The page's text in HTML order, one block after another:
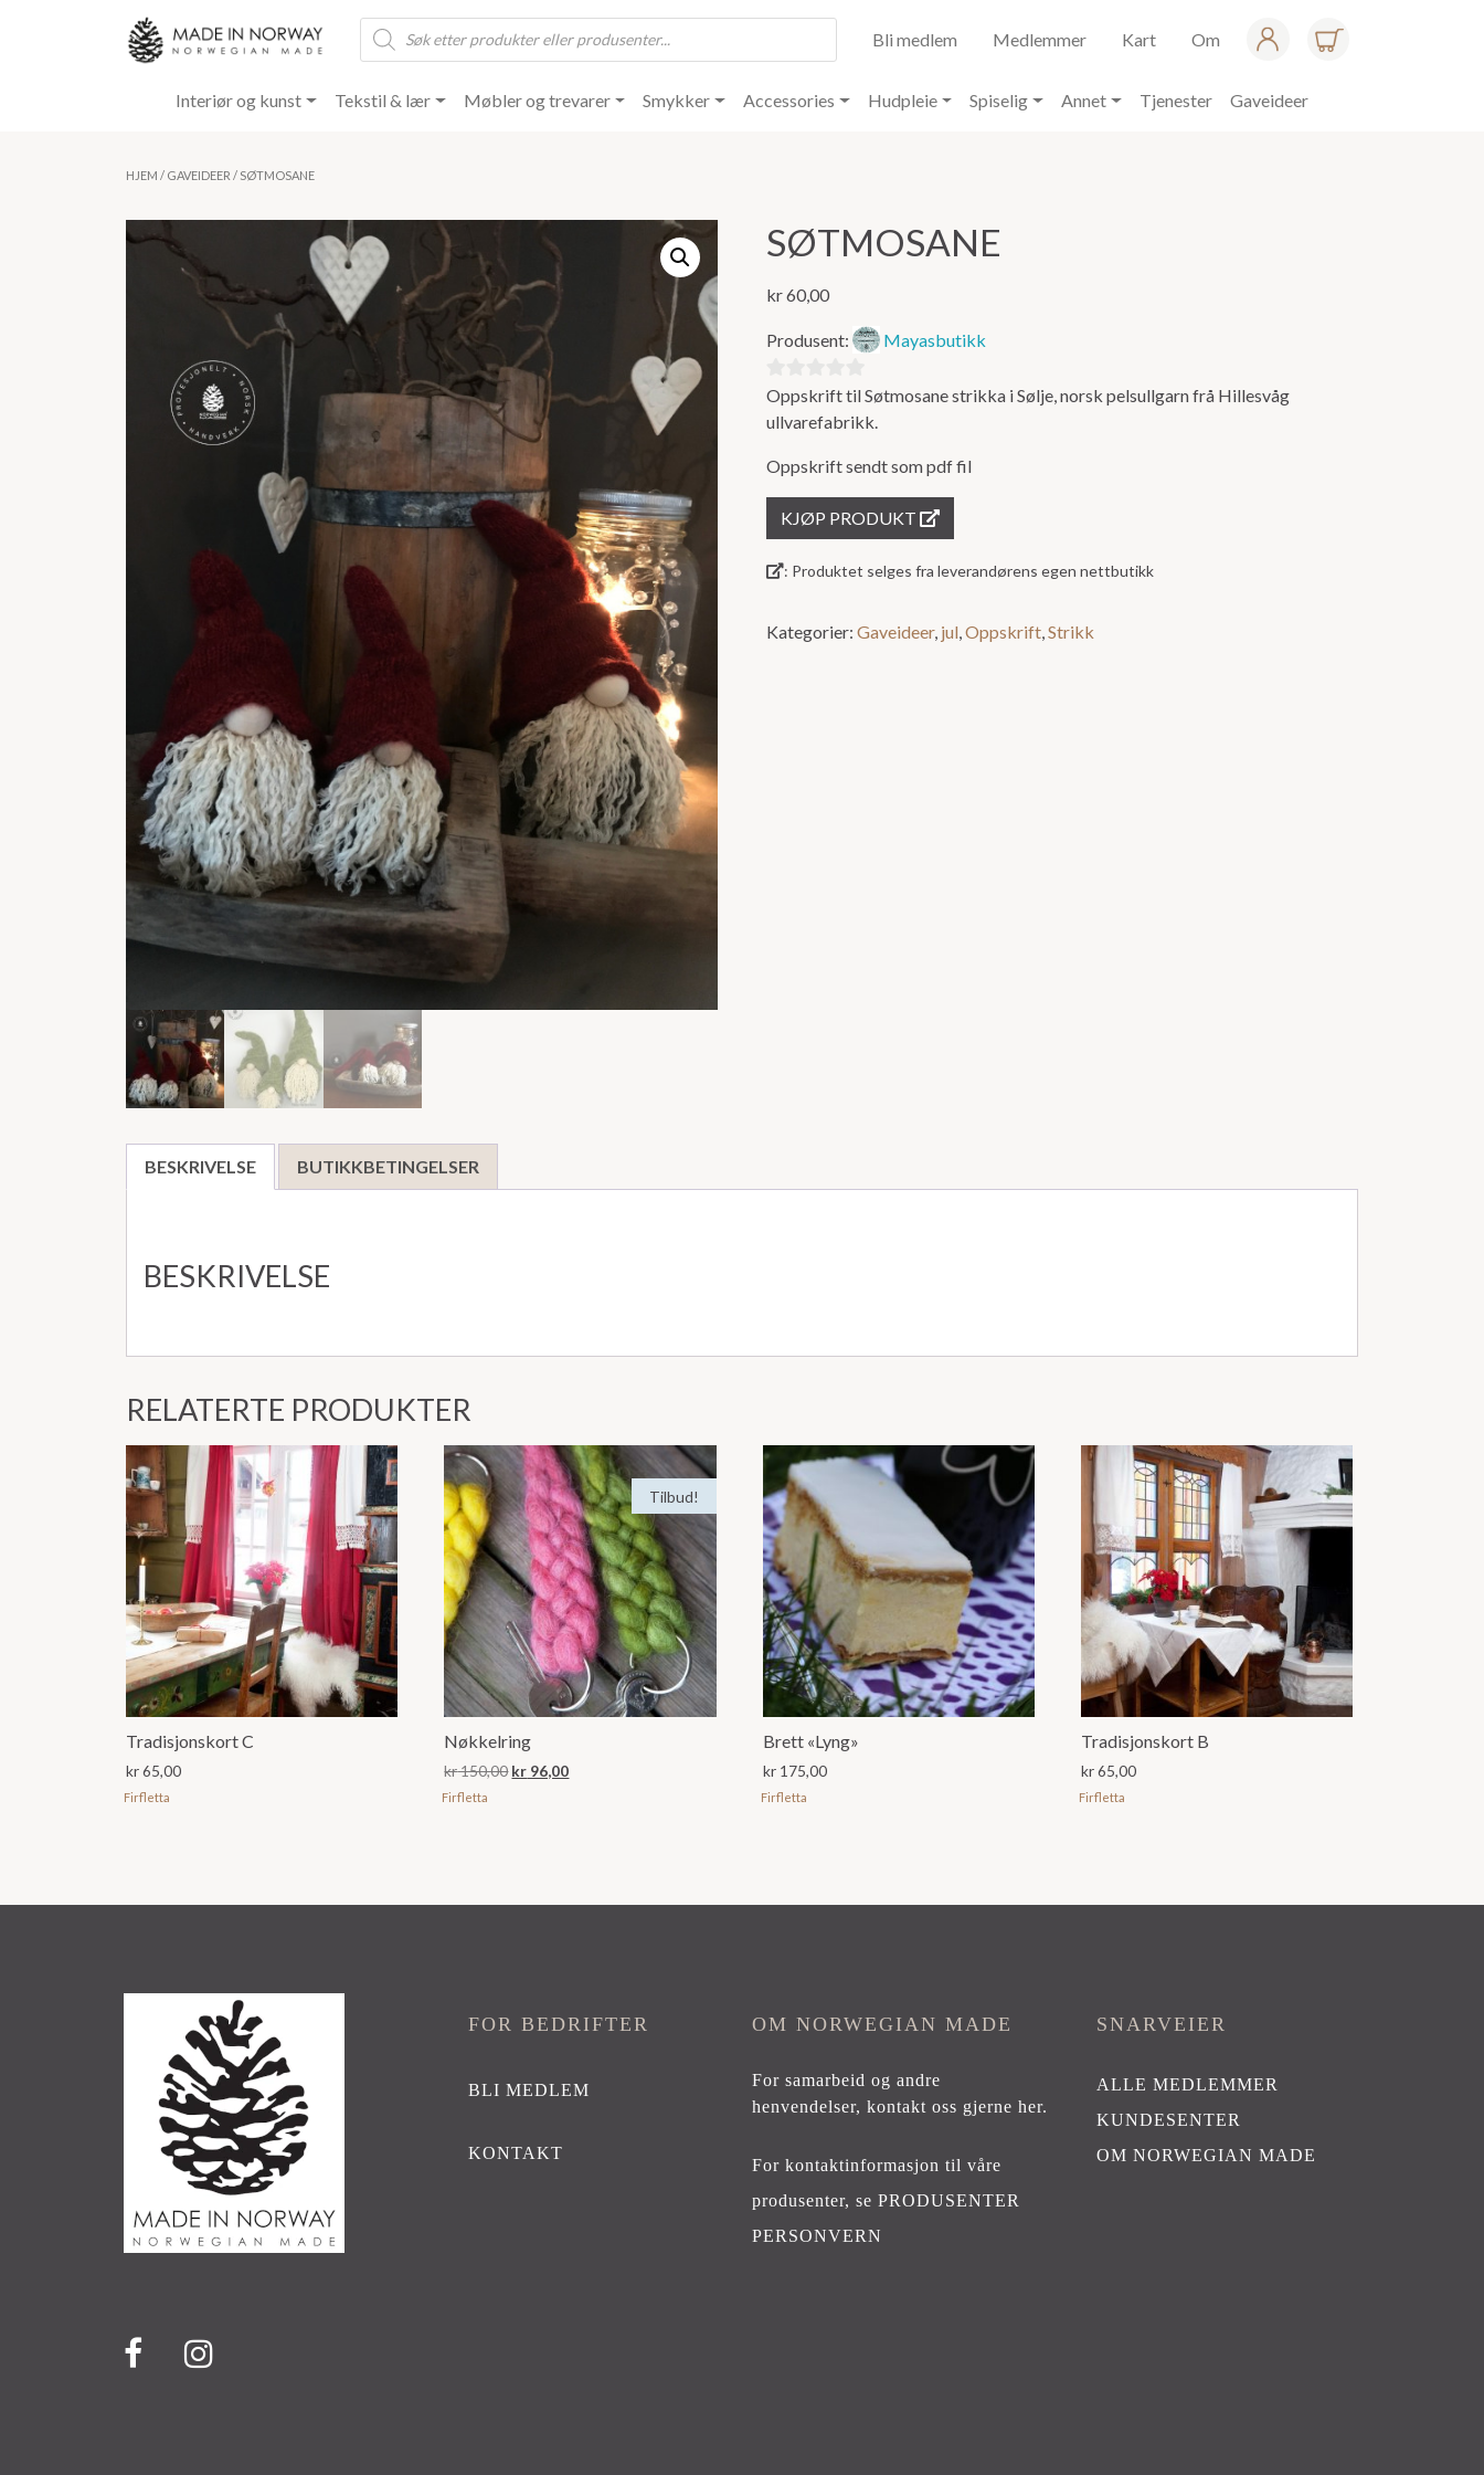
Products
search
Bli medlem Medlemmer Kart Om
Interiør og kunst Tekstil & lær Møbler og trevarer Smykker Accessories Hudpleie Spiselig Annet Tjenester Gaveideer
HJEM / GAVEIDEER / SØTMOSANE
SØTMOSANE
kr60,00
Produsent: Mayasbutikk
0
ut
5
Oppskrift til Søtmosane strikka i Sølje, norsk pelsullgarn frå Hillesvåg
ullvarefabrikk.
Oppskrift sendt som pdf fil
KJØP PRODUKT
: Produktet selges fra leverandørens egen nettbutikk
Kategorier:Gaveideer, jul,Oppskrift,Strikk
BESKRIVELSE BUTIKKBETINGELSER
BESKRIVELSE
RELATERTE PRODUKTER
Tradisjonskort C
kr65,00
Firfletta
Tilbud!
Nøkkelring
kr150,00 Opprinnelig
kr 96,00Nåværende
Firfletta
Brett «Lyng»
kr175,00
Firfletta
Tradisjonskort B
kr65,00
Firfletta
FOR BEDRIFTER
BLI MEDLEM
KONTAKT
OM NORWEGIAN MADE
For samarbeid og andre
henvendelser,kontakt oss gjerne her.
For kontaktinformasjon til våre
produsenter, sePRODUSENTER
PERSONVERN
SNARVEIER
ALLE MEDLEMMER
KUNDESENTER
OM NORWEGIAN MADE